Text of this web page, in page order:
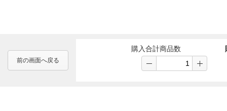
前の画面へ戻る
購入合計商品数